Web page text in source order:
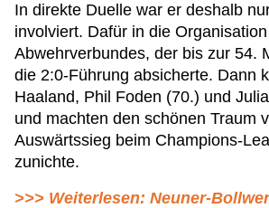
In direkte Duelle war er deshalb
involviert. Dafür in die
Abwehrverbundes, der bis zur 54.
die 2:0-Führung absicherte. Dann
Haaland, Phil Foden (70.) und
und machten den schönen Traum
Auswärtssieg beim Champions-
zunichte.
>>> Weiterlesen: Neuner-